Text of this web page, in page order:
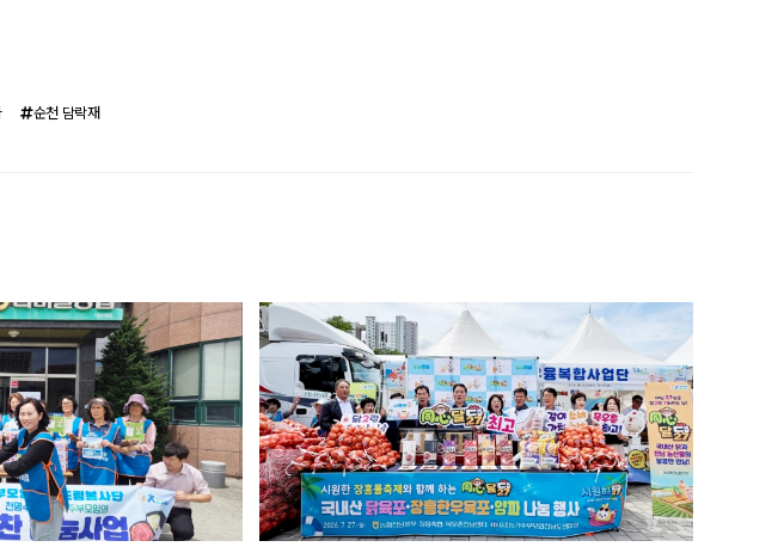
순천 담락재